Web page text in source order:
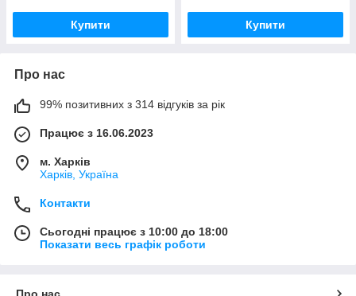
Купити Купити
Про нас
99% позитивних з 314 відгуків за рік
Працює з 16.06.2023
м. Харків
Харків, Україна
Контакти
Сьогодні працює з 10:00 до 18:00
Показати весь графік роботи